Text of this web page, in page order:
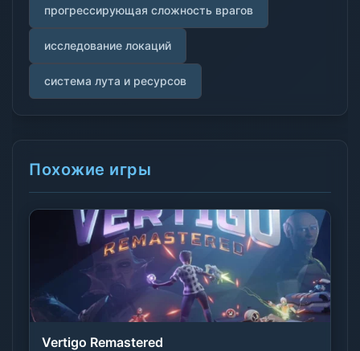
прогрессирующая сложность врагов
исследование локаций
система лута и ресурсов
Похожие игры
Vertigo Remastered